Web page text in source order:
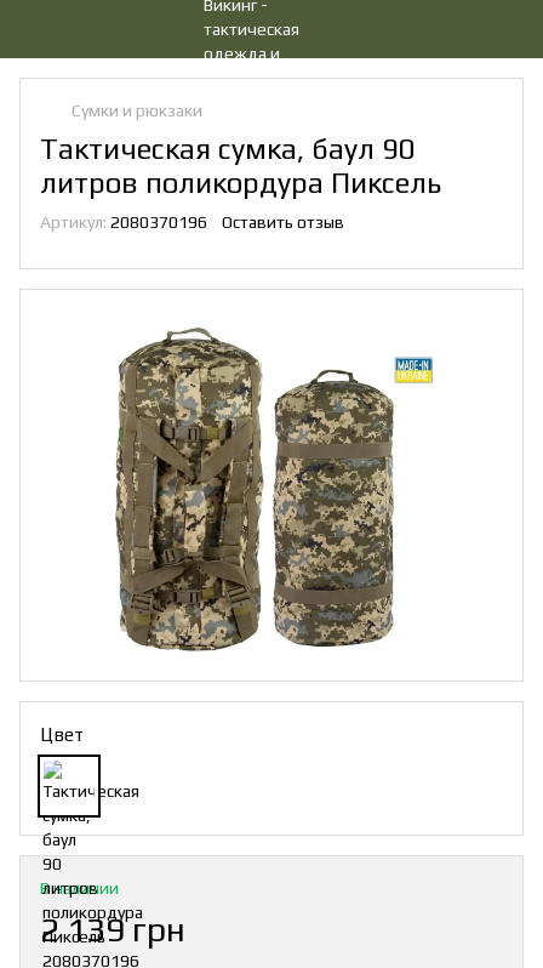
Сумки и рюкзаки
Тактическая сумка, баул 90
литров поликордура Пиксель
Артикул: 2080370196 Оставить отзыв
Цвет
В наличии
2 139 грн